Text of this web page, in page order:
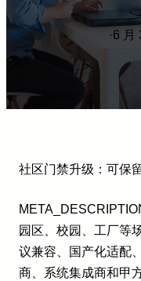
·6 月
社区门禁升级：可保
园区、校园、工厂等
议兼容、国产化适配
商、系统集成商和甲